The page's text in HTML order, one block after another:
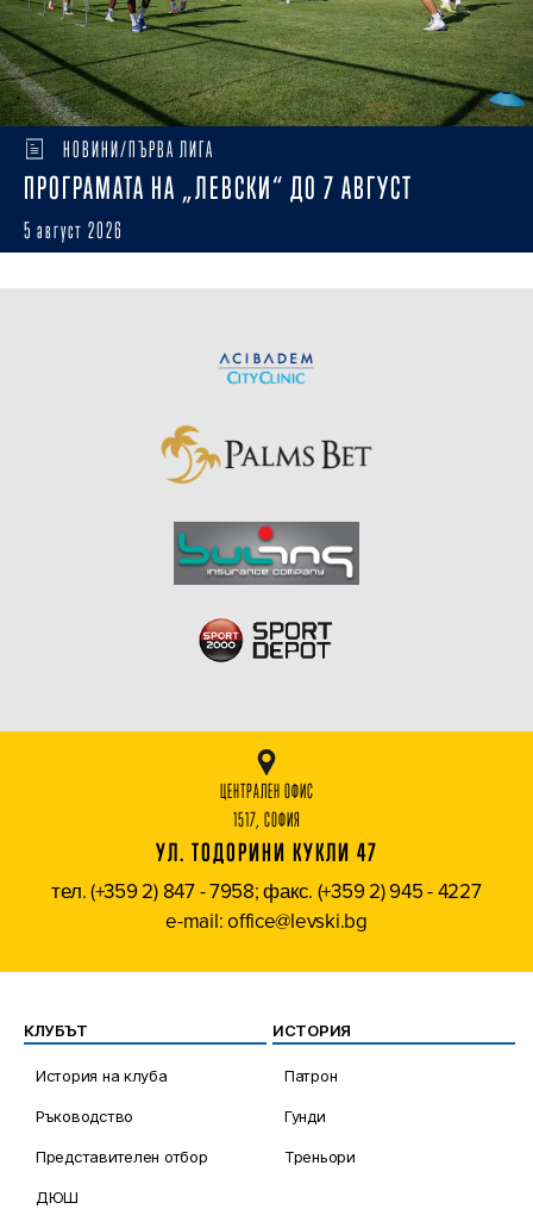
НОВИНИ/ПЪРВА ЛИГА
ПРОГРАМАТА НА „ЛЕВСКИ“ ДО 7 АВГУСТ
5 август 2026
ЦЕНТРАЛЕН ОФИС
1517, СОФИЯ
УЛ. ТОДОРИНИ КУКЛИ 47
тел. (+359 2) 847 - 7958; факс. (+359 2) 945 - 4227
e-mail: office@levski.bg
КЛУБЪТ
История на клуба
Ръководство
Представителен отбор
ДЮШ
ИСТОРИЯ
Патрон
Гунди
Треньори